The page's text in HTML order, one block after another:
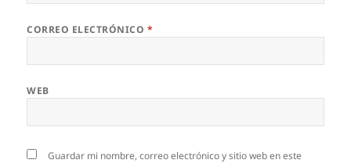
CORREO ELECTRÓNICO *
WEB
Guardar mi nombre, correo electrónico y sitio web en este